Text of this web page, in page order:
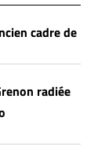
cadre de
radiée